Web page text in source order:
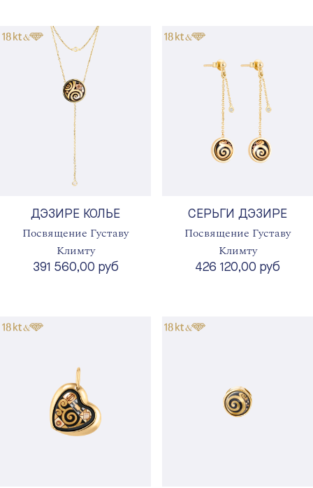
ДЭЗИРЕ КОЛЬЕ
Посвящение Густаву
Климту
391 560,00 руб
СЕРЬГИ ДЭЗИРЕ
Посвящение Густаву
Климту
426 120,00 руб